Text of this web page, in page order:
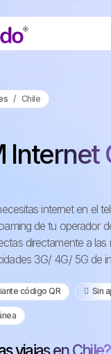
Chile
Internet
internet en el
de tu operador
directamente a las
3G/ 4G/ 5G de
código QR ️ Sin
viajas en Chile?